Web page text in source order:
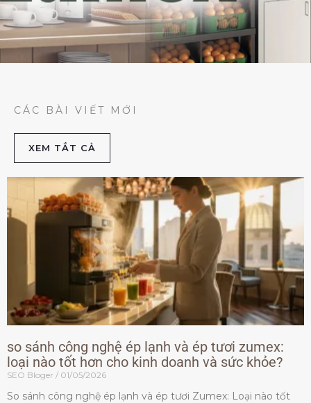
CÁC BÀI VIẾT MỚI
XEM TẮT CẢ
so sánh công nghệ ép lạnh và ép tươi zumex:
loại nào tốt hơn cho kinh doanh và sức khỏe?
SEO Bloger 01/05/2026
So sánh công nghệ ép lạnh và ép tươi Zumex: Loại nào tốt